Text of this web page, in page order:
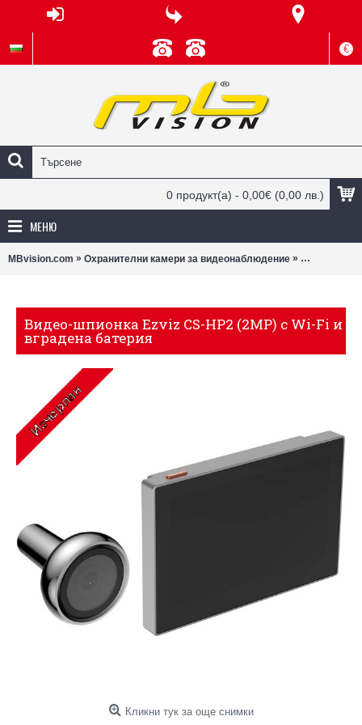
€
0 продукт(а) - 0,00€ (0,00 лв.)
МЕНЮ
MBvision.com » Охранителни камери за видеонаблюдение » Wi-Fi камери
Видео-шпионка Ezviz CS-HP2 (2MP) с Wi-Fi и
вградена батерия
Кликни тук за още снимки